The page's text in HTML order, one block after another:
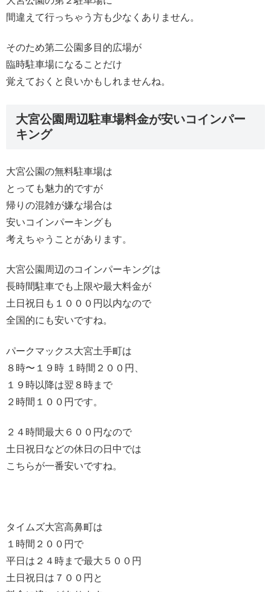
間違えて行っちゃう方も少なくありません。
そのため第二公園多目的広場が
臨時駐車場になることだけ
覚えておくと良いかもしれませんね。
大宮公園周辺駐車場料金が安いコインパー
キング
大宮公園の無料駐車場は
とっても魅力的ですが
帰りの混雑が嫌な場合は
安いコインパーキングも
考えちゃうことがあります。
大宮公園周辺のコインパーキングは
長時間駐車でも上限や最大料金が
土日祝日も１０００円以内なので
全国的にも安いですね。
パークマックス大宮土手町は
８時〜１９時 １時間２００円、
１９時以降は翌８時まで
２時間１００円です。
２４時間最大６００円なので
土日祝日などの休日の日中では
こちらが一番安いですね。
タイムズ大宮高鼻町は
１時間２００円で
平日は２４時まで最大５００円
土日祝日は７００円と